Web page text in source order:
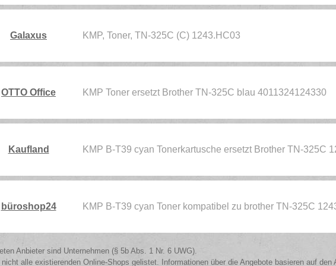
Galaxus KMP, Toner, TN-325C (C) 1243.HC03
OTTO Office KMP Toner ersetzt Brother TN-325C blau 4011324124330
Kaufland KMP B-T39 cyan Tonerkartusche ersetzt Brother TN-325C
büroshop24 KMP B-T39 cyan Toner kompatibel zu brother TN-325C
Anbieter sind Unternehmen (§ 5b Abs. 1 Nr. 6 UWG).
alle existierenden Online-Shops gelistet. Informationen über die Angebote basieren auf den